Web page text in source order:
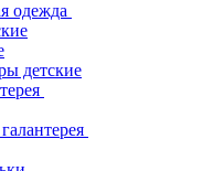
одежда
детские